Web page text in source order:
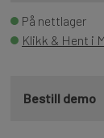
På nettlager
Klikk & Hent i
Bestill demo